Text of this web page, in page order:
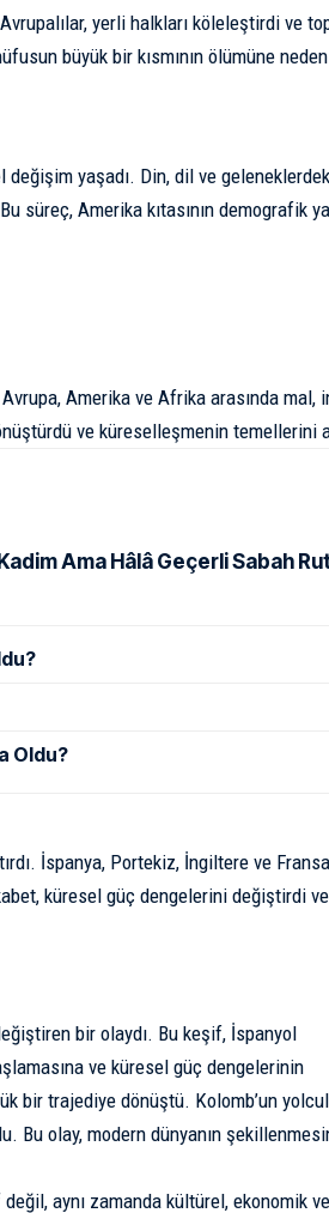
yerli halkları köleleştirdi ve
büyük bir kısmının ölümüne
yaşadı. Din, dil ve
Amerika kıtasının demografik
Amerika ve Afrika arasında mal,
ve küreselleşmenin temellerini
Ama Hâlâ Geçerli Sabah
Oldu?
İspanya, Portekiz, İngiltere ve
küresel güç dengelerini değiştirdi
bir olaydı. Bu keşif, İspanyol
ve küresel güç dengelerinin
bir trajediye dönüştü. Kolomb’un
Bu olay, modern dünyanın
aynı zamanda kültürel, ekonomik